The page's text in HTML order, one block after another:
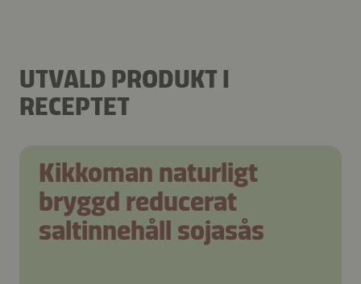
UTVALD PRODUKT I
RECEPTET
Kikkoman naturligt
bryggd reducerat
saltinnehåll sojasås